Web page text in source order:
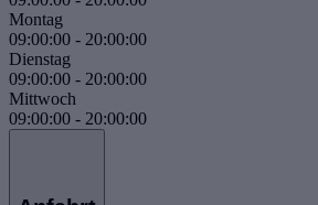
Montag
09:00:00 - 20:00:00
Dienstag
09:00:00 - 20:00:00
Mittwoch
09:00:00 - 20:00:00